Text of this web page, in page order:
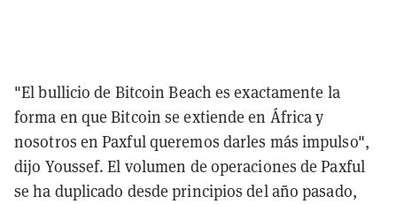
"El bullicio de Bitcoin Beach es exactamente la
forma en que Bitcoin se extiende en África y
nosotros en Paxful queremos darles más impulso",
dijo Youssef. El volumen de operaciones de Paxful
se ha duplicado desde principios del año pasado,